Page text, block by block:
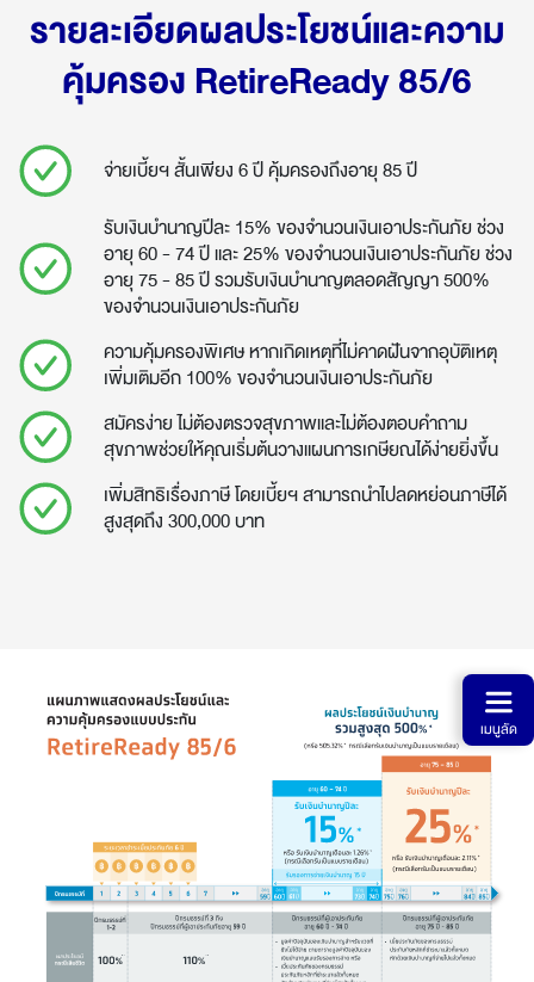
เมนูลัด
รายละเอียดผลประโยชน์และความ
คุ้มครอง RetireReady 85/6
จ่ายเบี้ยฯ สั้นเพียง 6 ปี คุ้มครองถึงอายุ 85 ปี
รับเงินบำนาญปีละ 15% ของจำนวนเงินเอาประกันภัย ช่วง
อายุ 60 - 74 ปี และ 25% ของจำนวนเงินเอาประกันภัย ช่วง
อายุ 75 - 85 ปี รวมรับเงินบำนาญตลอดสัญญา 500%
ของจำนวนเงินเอาประกันภัย
ความคุ้มครองพิเศษ หากเกิดเหตุที่ไม่คาดฝันจากอุบัติเหตุ
เพิ่มเติมอีก 100% ของจำนวนเงินเอาประกันภัย
สมัครง่าย ไม่ต้องตรวจสุขภาพและไม่ต้องตอบคำถาม
สุขภาพช่วยให้คุณเริ่มต้นวางแผนการเกษียณได้ง่ายยิ่งขึ้น
เพิ่มสิทธิเรื่องภาษี โดยเบี้ยฯ สามารถนำไปลดหย่อนภาษีได้
สูงสุดถึง 300,000 บาท